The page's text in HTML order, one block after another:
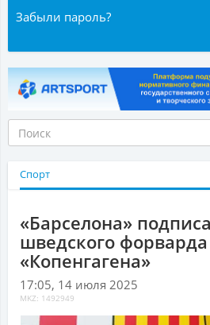
Забыли пароль?
Спорт
«Барселона»
шведского
«Копенгагена»
17:05, 14 июля 2025
MKZ: 1492949